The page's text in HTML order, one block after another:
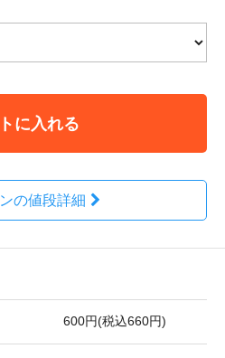
に入れる
の値段詳細
600円(税込660円)